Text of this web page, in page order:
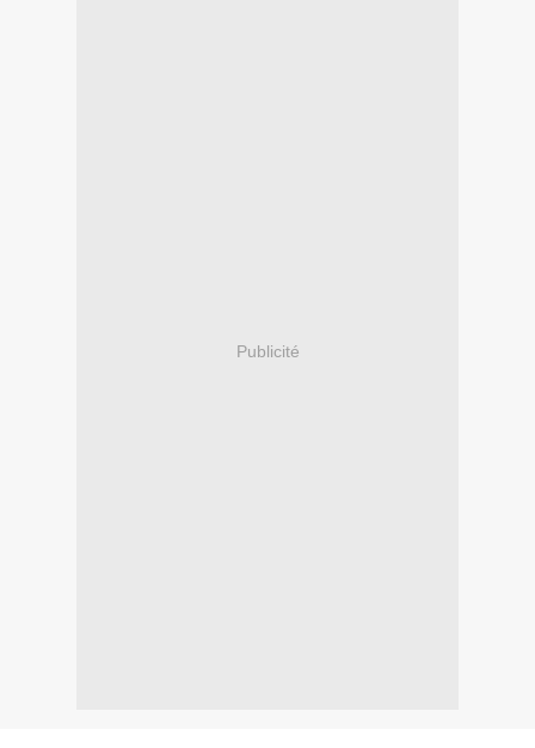
Publicité